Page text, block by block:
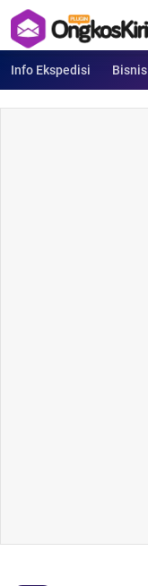
Info Ekspedisi Bisnis